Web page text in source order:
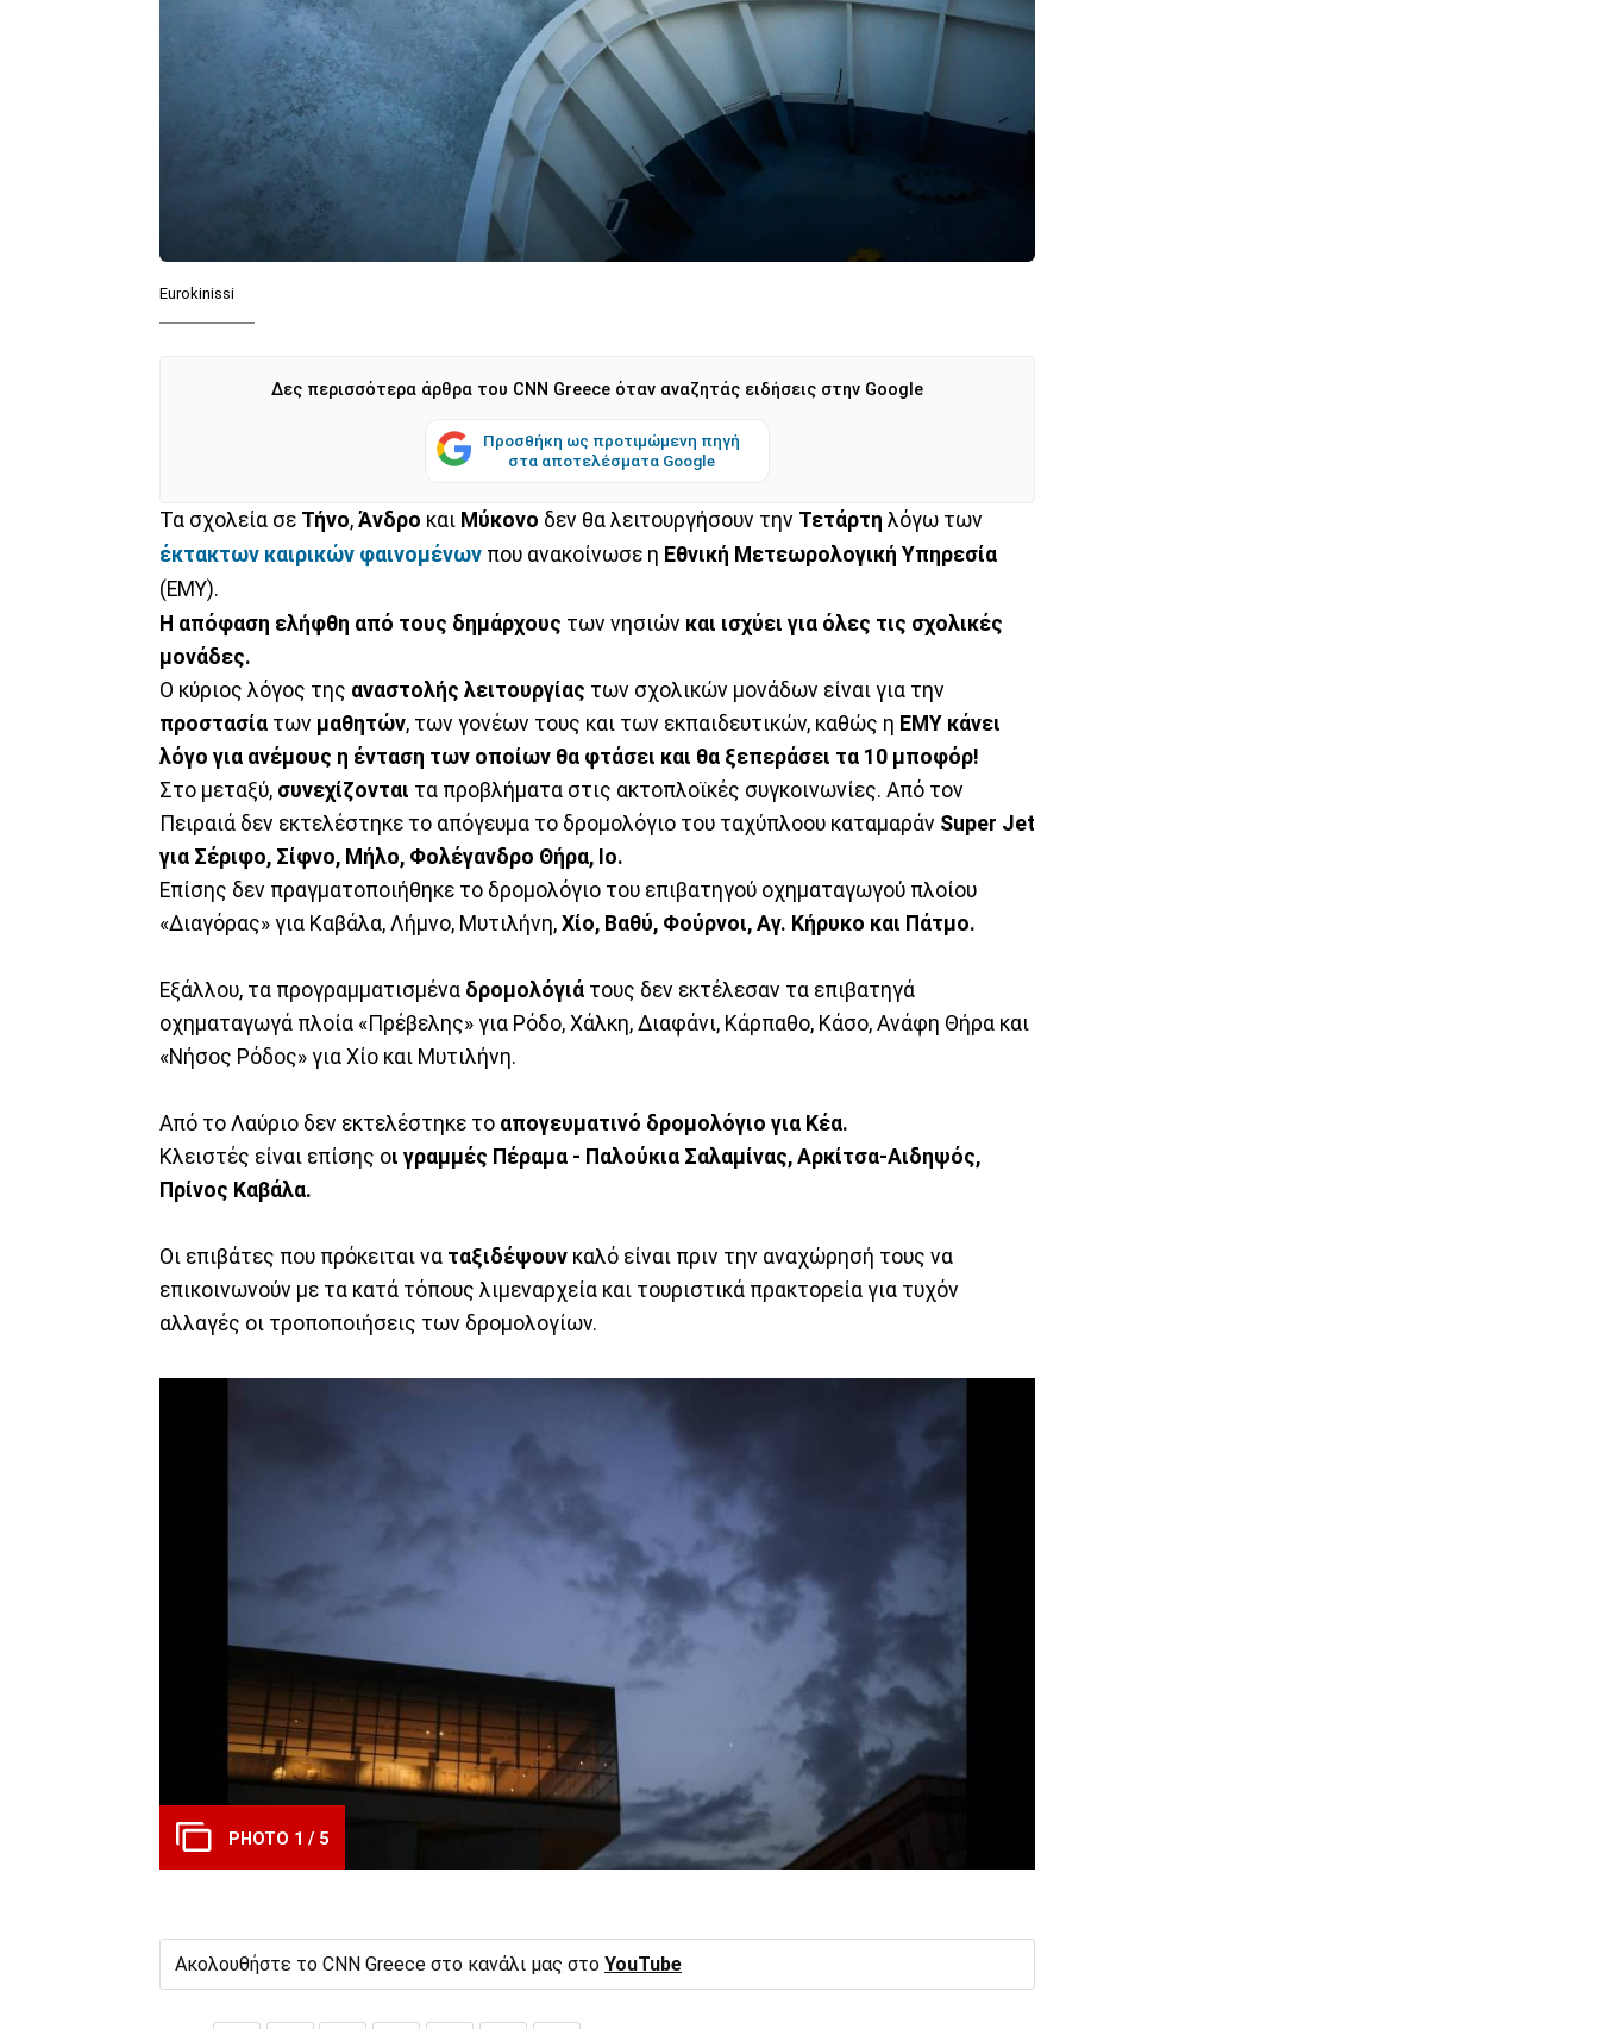
Eurokinissi
Δες περισσότερα άρθρα του CNN Greece όταν αναζητάς ειδήσεις στην Google
Προσθήκη ως προτιμώμενη πηγή
στα αποτελέσματα Google
Τα σχολεία σε Τήνο, Άνδρο και Μύκονο δεν θα λειτουργήσουν την Τετάρτη λόγω των
έκτακτων καιρικών φαινομένων που ανακοίνωσε η Εθνική Μετεωρολογική Υπηρεσία
(ΕΜΥ).
Η απόφαση ελήφθη από τους δημάρχους των νησιών και ισχύει για όλες τις σχολικές
μονάδες.
Ο κύριος λόγος της αναστολής λειτουργίας των σχολικών μονάδων είναι για την
προστασία των μαθητών, των γονέων τους και των εκπαιδευτικών, καθώς η ΕΜΥ κάνει
λόγο για ανέμους η ένταση των οποίων θα φτάσει και θα ξεπεράσει τα 10 μποφόρ!
Στο μεταξύ, συνεχίζονται τα προβλήματα στις ακτοπλοϊκές συγκοινωνίες. Από τον
Πειραιά δεν εκτελέστηκε το απόγευμα το δρομολόγιο του ταχύπλοου καταμαράν Super Jet
για Σέριφο, Σίφνο, Μήλο, Φολέγανδρο Θήρα, Ιο.
Επίσης δεν πραγματοποιήθηκε το δρομολόγιο του επιβατηγού οχηματαγωγού πλοίου
«Διαγόρας» για Καβάλα, Λήμνο, Μυτιλήνη, Χίο, Βαθύ, Φούρνοι, Αγ. Κήρυκο και Πάτμο.
Εξάλλου, τα προγραμματισμένα δρομολόγιά τους δεν εκτέλεσαν τα επιβατηγά
οχηματαγωγά πλοία «Πρέβελης» για Ρόδο, Χάλκη, Διαφάνι, Κάρπαθο, Κάσο, Ανάφη Θήρα και
«Νήσος Ρόδος» για Χίο και Μυτιλήνη.
Από το Λαύριο δεν εκτελέστηκε το απογευματινό δρομολόγιο για Κέα.
Κλειστές είναι επίσης οι γραμμές Πέραμα - Παλούκια Σαλαμίνας, Αρκίτσα-Αιδηψός,
Πρίνος Καβάλα.
Οι επιβάτες που πρόκειται να ταξιδέψουν καλό είναι πριν την αναχώρησή τους να
επικοινωνούν με τα κατά τόπους λιμεναρχεία και τουριστικά πρακτορεία για τυχόν
αλλαγές οι τροποποιήσεις των δρομολογίων.
PHOTO 1 / 5
Ακολουθήστε το CNN Greece στο κανάλι μας στο YouTube